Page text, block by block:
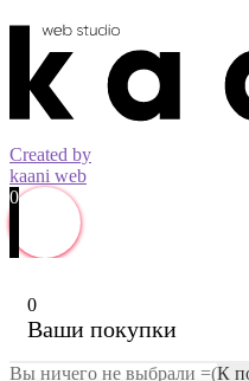
Created by
kaani web
0
0
Ваши покупки
Вы ничего не выбрали =(К